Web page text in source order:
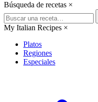
Búsqueda de recetas ×
My Italian Recipes ×
Platos
Regiones
Especiales